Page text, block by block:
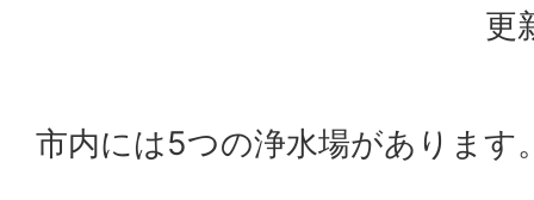
更
市内には5つの浄水場があります